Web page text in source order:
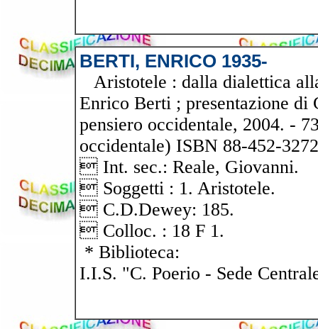
BERTI, ENRICO 1935-
Aristotele : dalla dialettica
Enrico Berti ; presentazione
pensiero occidentale, 2004. -
occidentale) ISBN 88-452-
 Int. sec.: Reale, Giovanni.
 Soggetti : 1. Aristotele.
 C.D.Dewey: 185.
 Colloc. : 18 F 1.
* Biblioteca:
I.I.S. "C. Poerio - Sede